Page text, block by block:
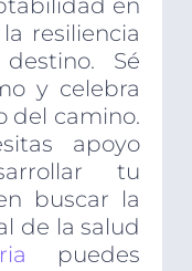
en
resiliencia
Sé
y celebra
del camino.
apoyo
tu
buscar la
de la salud
puedes